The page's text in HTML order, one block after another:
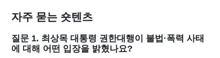
자주 묻는 숏텐츠
질문 1. 최상목 대통령 권한대행이 불법·폭력 사태
에 대해 어떤 입장을 밝혔나요?